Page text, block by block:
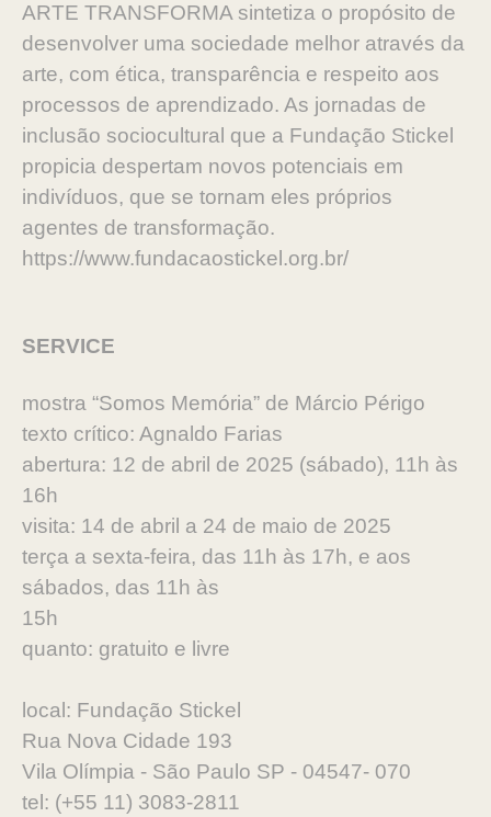
ARTE TRANSFORMA sintetiza o propósito de
desenvolver uma sociedade melhor através da
arte, com ética, transparência e respeito aos
processos de aprendizado. As jornadas de
inclusão sociocultural que a Fundação Stickel
propicia despertam novos potenciais em
indivíduos, que se tornam eles próprios
agentes de transformação.
https://www.fundacaostickel.org.br/
SERVICE
mostra “Somos Memória” de Márcio Périgo
texto crítico: Agnaldo Farias
abertura: 12 de abril de 2025 (sábado), 11h às
16h
visita: 14 de abril a 24 de maio de 2025
terça a sexta-feira, das 11h às 17h, e aos
sábados, das 11h às
15h
quanto: gratuito e livre
local: Fundação Stickel
Rua Nova Cidade 193
Vila Olímpia - São Paulo SP - 04547- 070
tel: (+55 11) 3083-2811